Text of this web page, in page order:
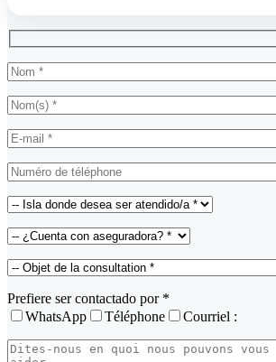
Prefiere ser contactado por *
WhatsApp
Téléphone Courriel :